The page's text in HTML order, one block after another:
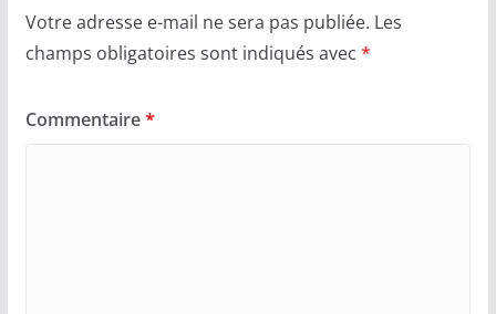
Votre adresse e-mail ne sera pas publiée. Les
champs obligatoires sont indiqués avec *
Commentaire*